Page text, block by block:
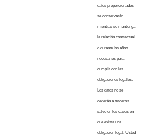
datos proporcionados
se conservarán
mientras se mantenga
la relación contractual
o durante los años
necesarios para
cumplir con las
obligaciones legales.
Los datos no se
cederán a terceros
salvo en los casos en
que exista una
obligación legal. Usted